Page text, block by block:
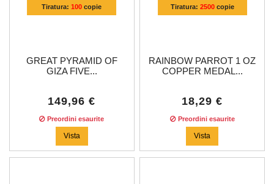
Tiratura:100 copie
GREAT PYRAMID OF
GIZA FIVE...
149,96 €
Preordini esaurite
Vista
Tiratura: 2500copie
RAINBOW PARROT 1 OZ
COPPER MEDAL...
18,29 €
Preordini esaurite
Vista